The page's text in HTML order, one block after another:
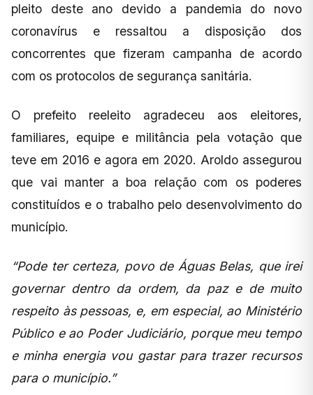
pleito deste ano devido a pandemia do novo
coronavírus e ressaltou a disposição dos
concorrentes que fizeram campanha de acordo
com os protocolos de segurança sanitária.
O prefeito reeleito agradeceu aos eleitores,
familiares, equipe e militância pela votação que
teve em 2016 e agora em 2020. Aroldo assegurou
que vai manter a boa relação com os poderes
constituídos e o trabalho pelo desenvolvimento do
município.
“Pode ter certeza, povo de Águas Belas, que irei
governar dentro da ordem, da paz e de muito
respeito às pessoas, e, em especial, ao Ministério
Público e ao Poder Judiciário, porque meu tempo
e minha energia vou gastar para trazer recursos
para o município.”